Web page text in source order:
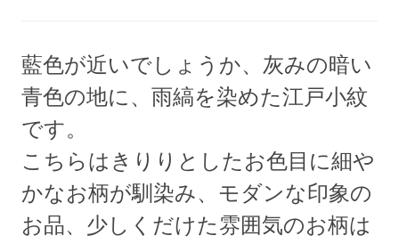
藍色が近いでしょうか、灰みの暗い
青色の地に、雨縞を染めた江戸小紋
です。
こちらはきりりとしたお色目に細や
かなお柄が馴染み、モダンな印象の
お品、少しくだけた雰囲気のお柄は